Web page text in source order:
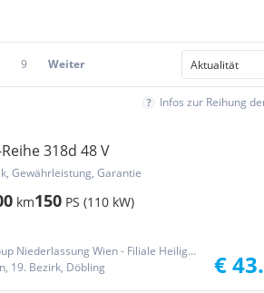
9 Weiter
Infos zur Reihung
318d 48 V
Gewährleistung, Garantie
km150 PS (110 kW)
BMW Group Niederlassung Wien - Filiale Heiligenstadt
19. Bezirk, Döbling
€